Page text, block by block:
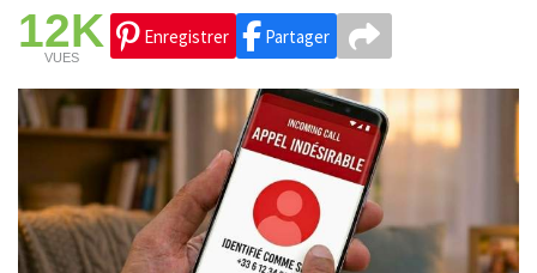
12K
VUES
Enregistrer Partager